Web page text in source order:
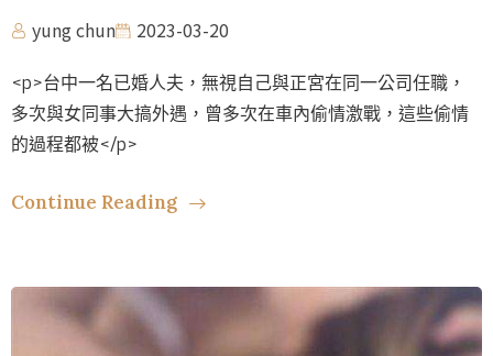
yung chun 2023-03-20
<p>台中一名已婚人夫，無視自己與正宮在同一公司任職，
多次與女同事大搞外遇，曾多次在車內偷情激戰，這些偷情
的過程都被</p>
Continue Reading